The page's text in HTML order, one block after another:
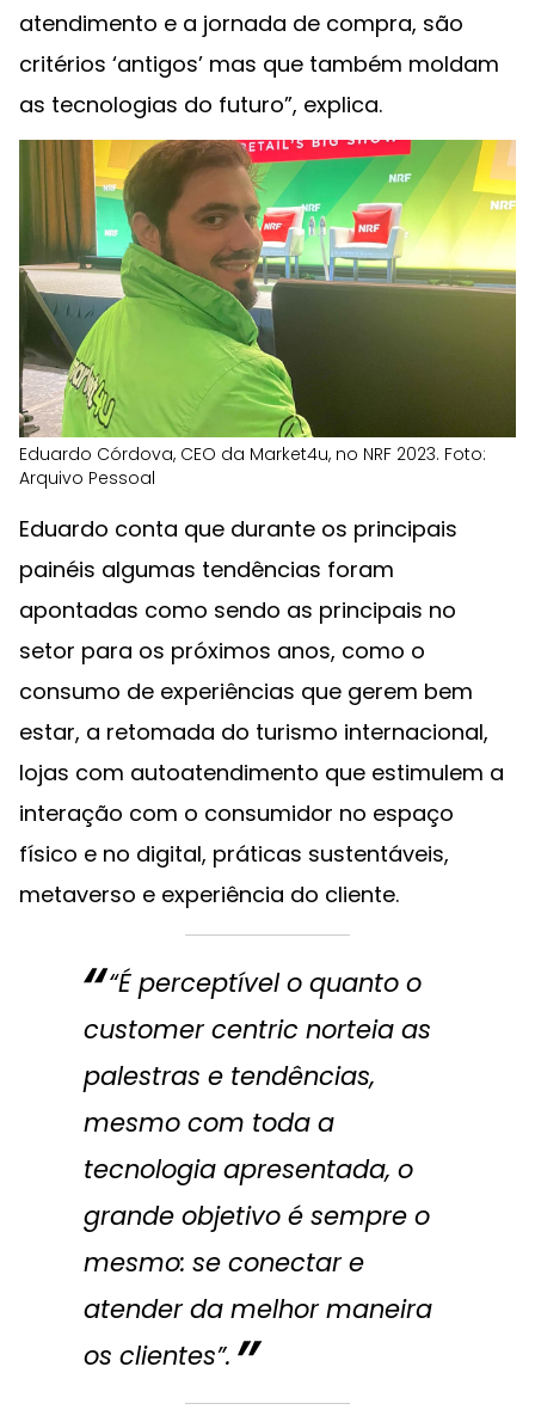
atendimento e a jornada de compra, são
critérios ‘antigos’ mas que também moldam
as tecnologias do futuro”, explica.
Eduardo Córdova, CEO da Market4u, no NRF 2023. Foto:
Arquivo Pessoal
Eduardo conta que durante os principais
painéis algumas tendências foram
apontadas como sendo as principais no
setor para os próximos anos, como o
consumo de experiências que gerem bem
estar, a retomada do turismo internacional,
lojas com autoatendimento que estimulem a
interação com o consumidor no espaço
físico e no digital, práticas sustentáveis,
metaverso e experiência do cliente.
“É perceptível o quanto o
customer centric norteia as
palestras e tendências,
mesmo com toda a
tecnologia apresentada, o
grande objetivo é sempre o
mesmo: se conectar e
atender da melhor maneira
os clientes”.